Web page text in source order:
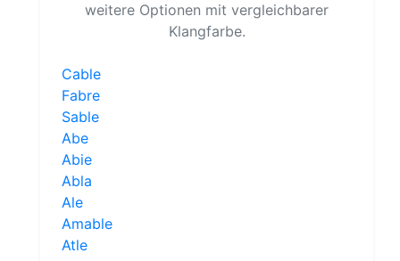
weitere Optionen mit vergleichbarer
Klangfarbe.
Cable
Fabre
Sable
Abe
Abie
Abla
Ale
Amable
Atle